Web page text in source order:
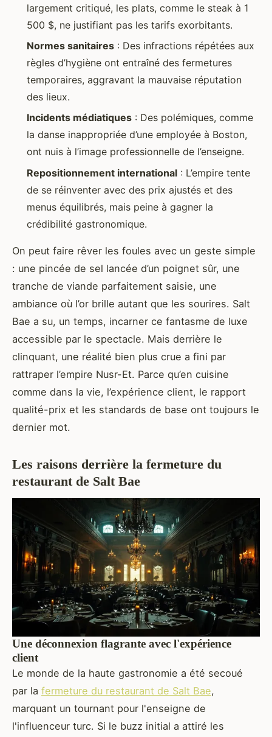
largement critiqué, les plats, comme le steak à 1
500 $, ne justifiant pas les tarifs exorbitants.
Normes sanitaires : Des infractions répétées aux
règles d’hygiène ont entraîné des fermetures
temporaires, aggravant la mauvaise réputation
des lieux.
Incidents médiatiques : Des polémiques, comme
la danse inappropriée d’une employée à Boston,
ont nuis à l’image professionnelle de l’enseigne.
Repositionnement international : L’empire tente
de se réinventer avec des prix ajustés et des
menus équilibrés, mais peine à gagner la
crédibilité gastronomique.
On peut faire rêver les foules avec un geste simple
: une pincée de sel lancée d’un poignet sûr, une
tranche de viande parfaitement saisie, une
ambiance où l’or brille autant que les sourires. Salt
Bae a su, un temps, incarner ce fantasme de luxe
accessible par le spectacle. Mais derrière le
clinquant, une réalité bien plus crue a fini par
rattraper l’empire Nusr-Et. Parce qu’en cuisine
comme dans la vie, l’expérience client, le rapport
qualité-prix et les standards de base ont toujours le
dernier mot.
Les raisons derrière la fermeture du
restaurant de Salt Bae
Une déconnexion flagrante avec l'expérience
client
Le monde de la haute gastronomie a été secoué
par la fermeture du restaurant de Salt Bae,
marquant un tournant pour l'enseigne de
l'influenceur turc. Si le buzz initial a attiré les